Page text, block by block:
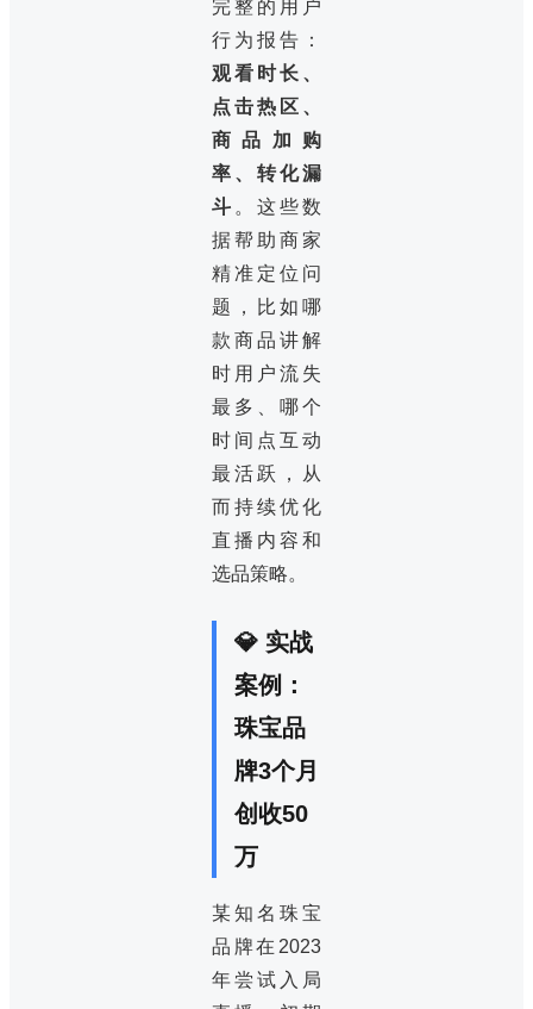
完整的用户
行为报告：
观看时长、
点击热区、
商品加购
率、转化漏
斗 。这些数
据帮助商家
精准定位问
题，比如哪
款商品讲解
时用户流失
最多、哪个
时间点互动
最活跃，从
而持续优化
直播内容和
选品策略。
💎 实战
案例：
珠宝品
牌3个月
创收50
万
某知名珠宝
品牌在2023
年尝试入局